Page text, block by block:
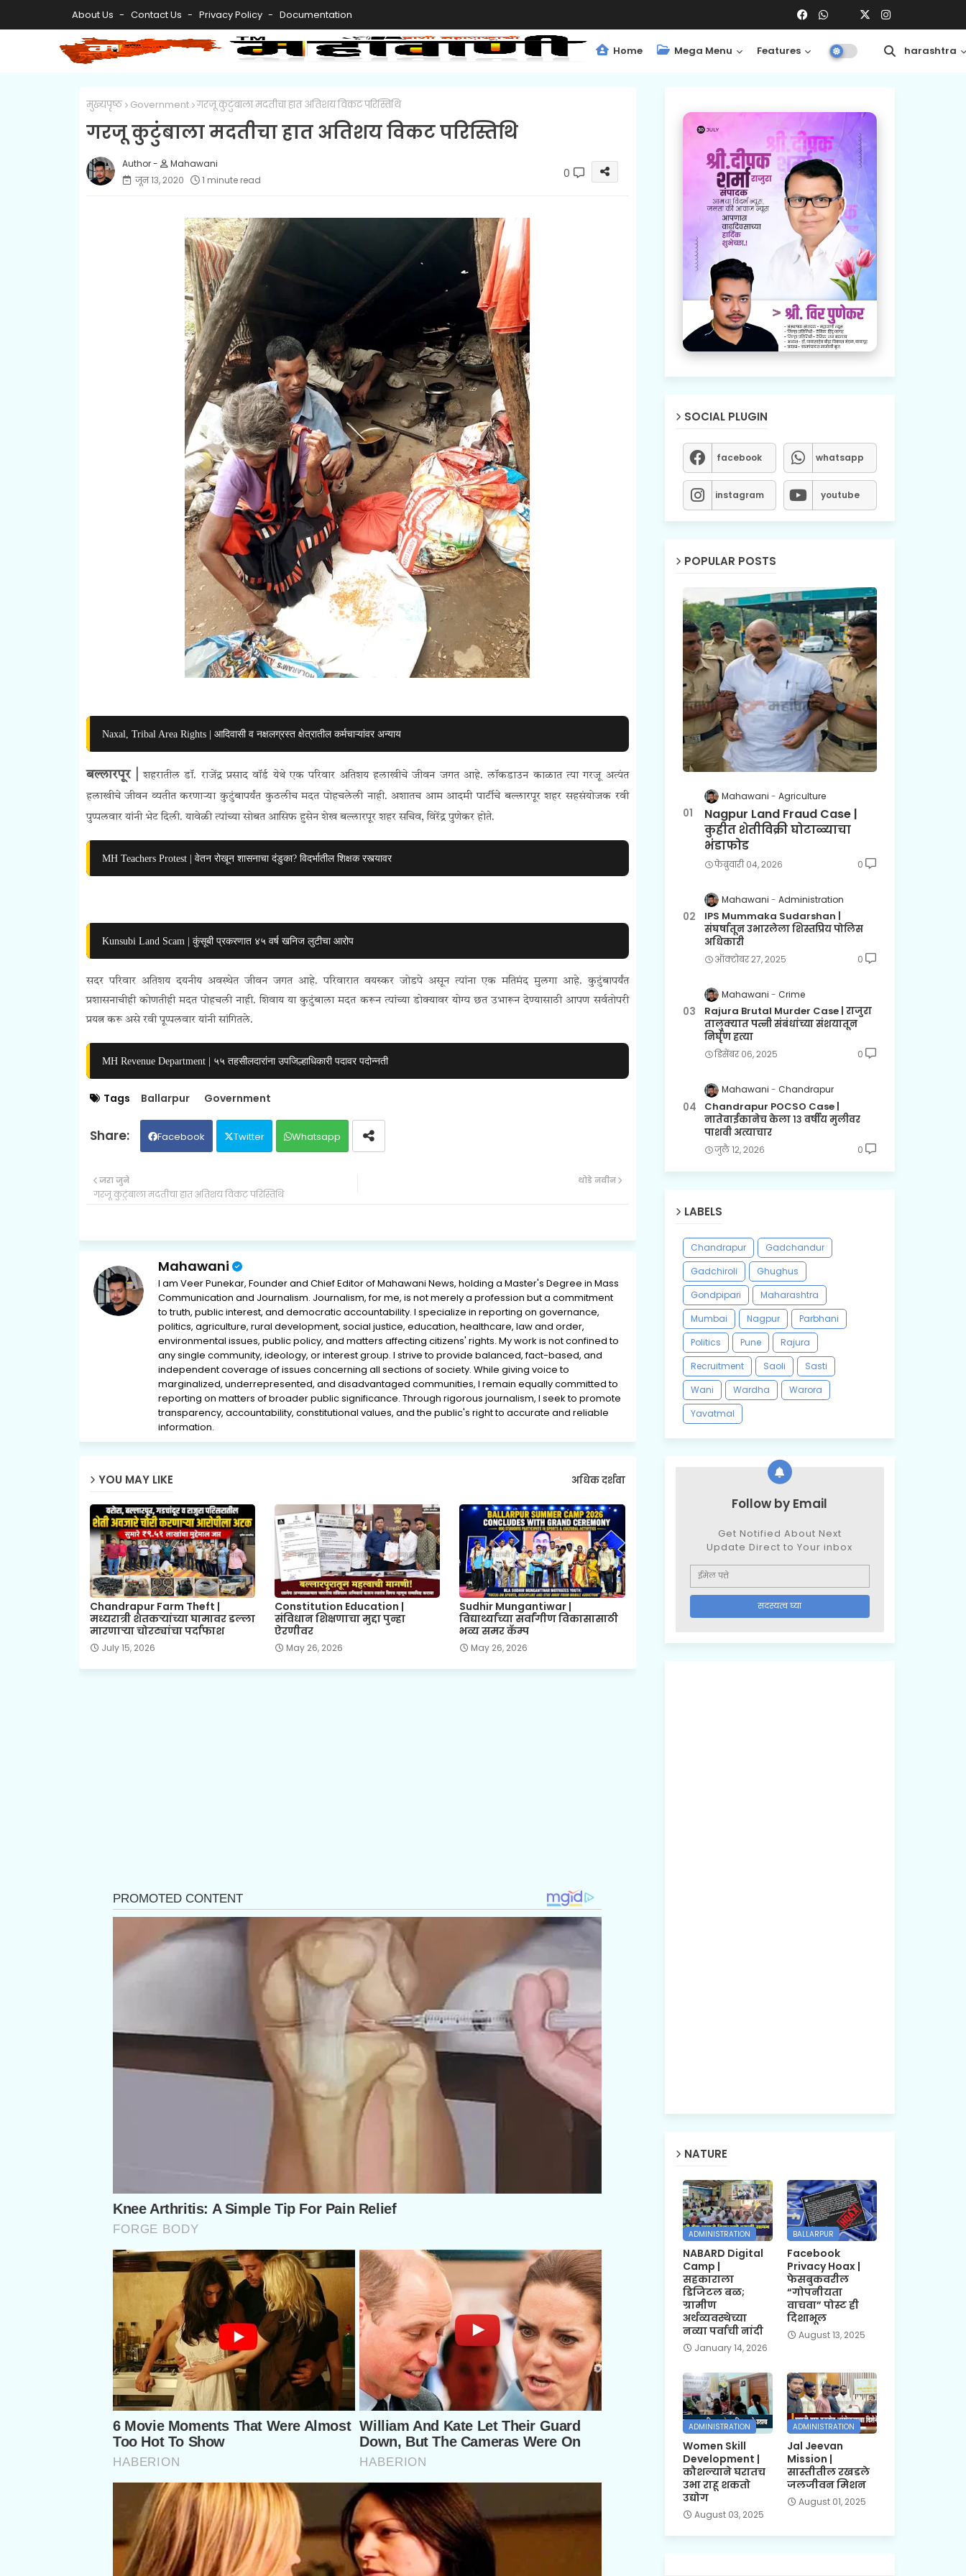
About Us Contact Us Privacy Policy Documentation
Home Mega Menu Features Central Maharashtra
मुख्यपृष्ठ Government गरजू कुटुंबाला मदतीचा हात अतिशय विकट परिस्तिथि
गरजू कुटुंबाला मदतीचा हात अतिशय विकट परिस्तिथि
Mahawani
जून १३, २०२०
1 minute read 0
Naxal, Tribal Area Rights | आदिवासी व नक्षलग्रस्त क्षेत्रातील कर्मचाऱ्यांवर अन्याय
बल्लारपूर |
शहरातील डॉ. राजेंद्र प्रसाद वॉर्ड येथे एक परिवार अतिशय हलाखीचे जीवन जगत आहे. लॉकडाउन काळात त्या गरजू अत्यंत
हलाखीचे जीवन व्यतीत करणाऱ्या कुटुंबापर्यंत कुठलीच मदत पोहचलेली नाही. अशातच आम आदमी पार्टीचे बल्लारपूर शहर सहसंयोजक रवी
पुप्पलवार यांनी भेट दिली. यावेळी त्यांच्या सोबत आसिफ हुसेन शेख बल्लारपूर शहर सचिव, विरेंद्र पुणेकर होते.
MH Teachers Protest | वेतन रोखून शासनाचा दंडुका? विदर्भातील शिक्षक रस्त्यावर
Kunsubi Land Scam | कुंसूबी प्रकरणात ४५ वर्ष खनिज लुटीचा आरोप
सदर परिवार अतिशय दयनीय अवस्थेत जीवन जगत आहे. परिवारात वयस्कर जोडपे असून त्यांना एक मतिमंद मुलगा आहे. कुटुंबापर्यंत
प्रशासनाचीही कोणतीही मदत पोहचली नाही. शिवाय या कुटुंबाला मदत करून त्यांच्या डोक्यावर योग्य छत उभारून देण्यासाठी आपण सर्वतोपरी
प्रयत्न करू असे रवी पूप्पलवार यांनी सांगितले.
MH Revenue Department | ५५ तहसीलदारांना उपजिल्हाधिकारी पदावर पदोन्नती
Tags Ballarpur Government
Facebook Twitter Whatsapp
थोडे नवीन
जरा जुने
गरजू कुटुंबाला मदतीचा हात अतिशय विकट परिस्तिथि
Mahawani
I am Veer Punekar, Founder and Chief Editor of Mahawani News, holding a Master's Degree in Mass
Communication and Journalism. Journalism, for me, is not merely a profession but a commitment
to truth, public interest, and democratic accountability. I specialize in reporting on governance,
politics, agriculture, rural development, social justice, education, healthcare, law and order,
environmental issues, public policy, and matters affecting citizens' rights. My work is not confined to
any single community, ideology, or interest group. I strive to provide balanced, fact-based, and
independent coverage of issues concerning all sections of society. While giving voice to
marginalized, underrepresented, and disadvantaged communities, I remain equally committed to
reporting on matters of broader public significance. Through rigorous journalism, I seek to promote
transparency, accountability, constitutional values, and the public's right to accurate and reliable
information.
YOU MAY LIKE अधिक दर्शवा
Chandrapur Farm Theft |
मध्यरात्री शेतकऱ्यांच्या घामावर डल्ला
मारणाऱ्या चोरट्यांचा पर्दाफाश
July 15, 2026
Constitution Education |
संविधान शिक्षणाचा मुद्दा पुन्हा
ऐरणीवर
May 26, 2026
Sudhir Mungantiwar |
विद्यार्थ्यांच्या सर्वांगीण विकासासाठी
भव्य समर कॅम्प
May 26, 2026
SOCIAL PLUGIN
facebook whatsapp
instagram youtube
POPULAR POSTS
Mahawani Agriculture
Nagpur Land Fraud Case |
कुहीत शेतीविक्री घोटाळ्याचा
भंडाफोड
फेब्रुवारी ०४, २०२६ 0
Mahawani Administration
IPS Mummaka Sudarshan |
संघर्षातून उभारलेला शिस्तप्रिय पोलिस
अधिकारी
ऑक्टोबर २७, २०२५ 0
Mahawani Crime
Rajura Brutal Murder Case | राजुरा
तालुक्यात पत्नी संबंधांच्या संशयातून
निर्घृण हत्या
डिसेंबर ०६, २०२५ 0
Mahawani Chandrapur
Chandrapur POCSO Case |
नातेवाईकानेच केला १३ वर्षीय मुलीवर
पाशवी अत्याचार
जुलै १२, २०२६ 0
LABELS
Chandrapur
Gadchandur
Gadchiroli
Ghughus
Gondpipari
Maharashtra
Mumbai
Nagpur
Parbhani
Politics
Pune
Rajura
Recruitment
Saoli
Sasti
Wani
Wardha
Warora
Yavatmal
Follow by Email
Get Notified About Next
Update Direct to Your inbox
NATURE
ADMINISTRATION
NABARD Digital
Camp |
सहकाराला
डिजिटल बळ;
ग्रामीण
अर्थव्यवस्थेच्या
नव्या पर्वाची नांदी
January 14, 2026
BALLARPUR
Facebook
Privacy Hoax |
फेसबुकवरील
“गोपनीयता
वाचवा” पोस्ट ही
दिशाभूल
August 13, 2025
ADMINISTRATION
Women Skill
Development |
कौशल्याने घरातच
उभा राहू शकतो
उद्योग
August 03, 2025
ADMINISTRATION
Jal Jeevan
Mission |
सास्तीतील रखडले
जलजीवन मिशन
August 01, 2025